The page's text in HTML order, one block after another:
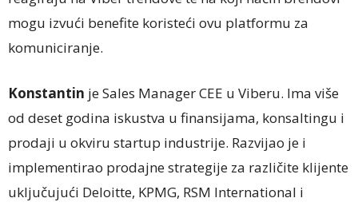
mogu izvući benefite koristeći ovu platformu za
komuniciranje.
Konstantin je Sales Manager CEE u Viberu. Ima više
od deset godina iskustva u finansijama, konsaltingu i
prodaji u okviru startup industrije. Razvijao je i
implementirao prodajne strategije za različite klijente
uključujući Deloitte, KPMG, RSM International i